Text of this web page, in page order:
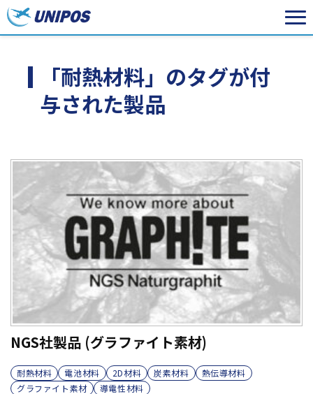
「耐熱材料」のタグが付
与された製品
NGS社製品 (グラファイト素材)
耐熱材料 電池材料 2D材料 炭素材料
熱伝導材料
グラファイト素材
導電性材料